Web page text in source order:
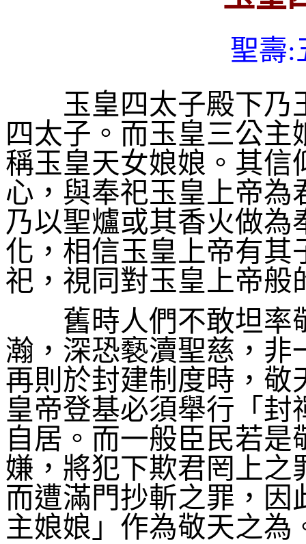
聖壽:
玉皇四太子殿下乃
四太子。而玉皇三公
稱玉皇天女娘娘。其信
心，與奉祀玉皇上帝為
乃以聖爐或其香火做
化，相信玉皇上帝有其
祀，視同對玉皇上帝般
舊時人們不敢坦率
瀚，深恐褻瀆聖慈，非
再則於封建制度時，敬
皇帝登基必須舉行「
自居。而一般臣民若
嫌，將犯下欺君罔上之
而遭滿門抄斬之罪，因
主娘娘」作為敬天之為